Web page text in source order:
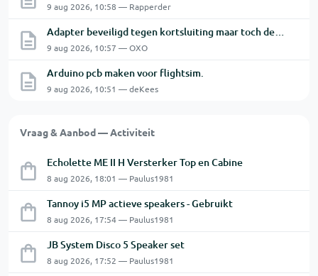
9 aug 2026, 10:58 — Rapperder
Adapter beveiligd tegen kortsluiting maar toch defect?
9 aug 2026, 10:57 — OXO
Arduino pcb maken voor flightsim.
9 aug 2026, 10:51 — deKees
Vraag & Aanbod — Activiteit
Echolette ME II H Versterker Top en Cabine
8 aug 2026, 18:01 — Paulus1981
Tannoy i5 MP actieve speakers - Gebruikt
8 aug 2026, 17:54 — Paulus1981
JB System Disco 5 Speaker set
8 aug 2026, 17:52 — Paulus1981